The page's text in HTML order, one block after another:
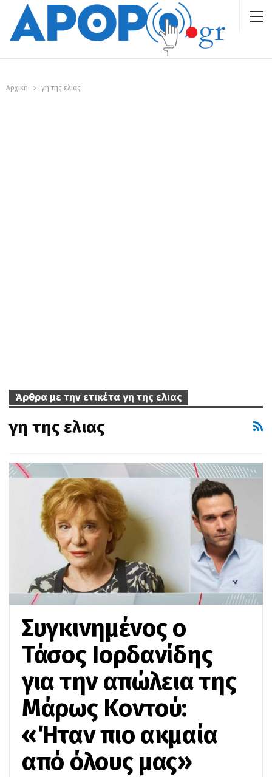
Αρχική γη της ελιας
Άρθρα με την ετικέτα γη της ελιας
γη της ελιας
Συγκινημένος ο
Τάσος Ιορδανίδης
για την απώλεια της
Μάρως Κοντού:
«Ήταν πιο ακμαία
από όλους μας»